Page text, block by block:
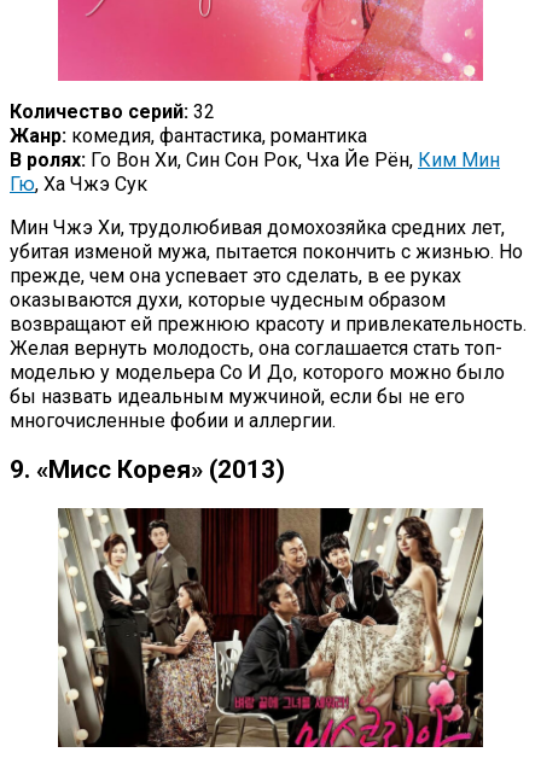
Количество серий: 32
Жанр: комедия, фантастика, романтика
В ролях: Го Вон Хи, Син Сон Рок, Чха Йе Рён, Ким Мин
Гю, Ха Чжэ Сук
Мин Чжэ Хи, трудолюбивая домохозяйка средних лет,
убитая изменой мужа, пытается покончить с жизнью. Но
прежде, чем она успевает это сделать, в ее руках
оказываются духи, которые чудесным образом
возвращают ей прежнюю красоту и привлекательность.
Желая вернуть молодость, она соглашается стать топ-
моделью у модельера Со И До, которого можно было
бы назвать идеальным мужчиной, если бы не его
многочисленные фобии и аллергии.
9. «Мисс Корея» (2013)